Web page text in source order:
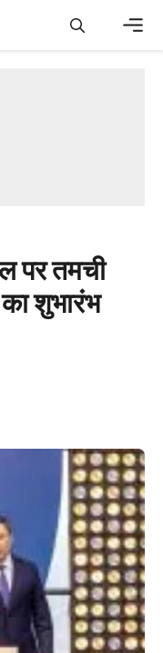
पर तमची
का शुभारंभ